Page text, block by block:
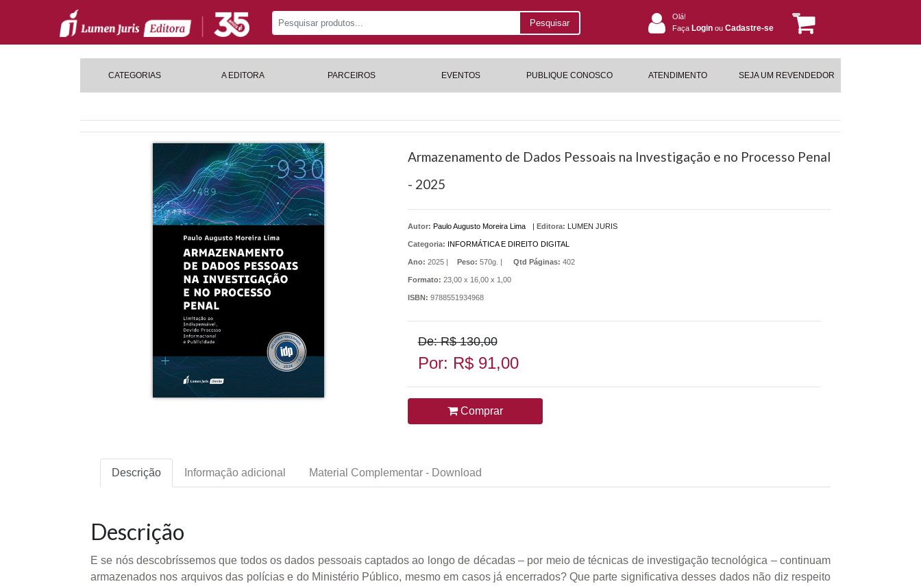
Pesquisar
Olá!
Faça Login ou Cadastre-se
CATEGORIAS A EDITORA PARCEIROS EVENTOS PUBLIQUE CONOSCO ATENDIMENTO SEJA UM REVENDEDOR
Armazenamento de Dados Pessoais na Investigação e no Processo Penal
- 2025
Autor: Paulo Augusto Moreira Lima | Editora: LUMEN JURIS
Categoria: INFORMÁTICA E DIREITO DIGITAL
Ano: 2025 | Peso: 570g. | Qtd Páginas: 402
Formato: 23,00 x 16,00 x 1,00
ISBN: 9788551934968
De: R$ 130,00
Por: R$ 91,00
Comprar
Descrição Informação adicional Material Complementar - Download
Descrição
E se nós descobríssemos que todos os dados pessoais captados ao longo de décadas – por meio de técnicas de investigação tecnológica – continuam
armazenados nos arquivos das polícias e do Ministério Público, mesmo em casos já encerrados? Que parte significativa desses dados não diz respeito